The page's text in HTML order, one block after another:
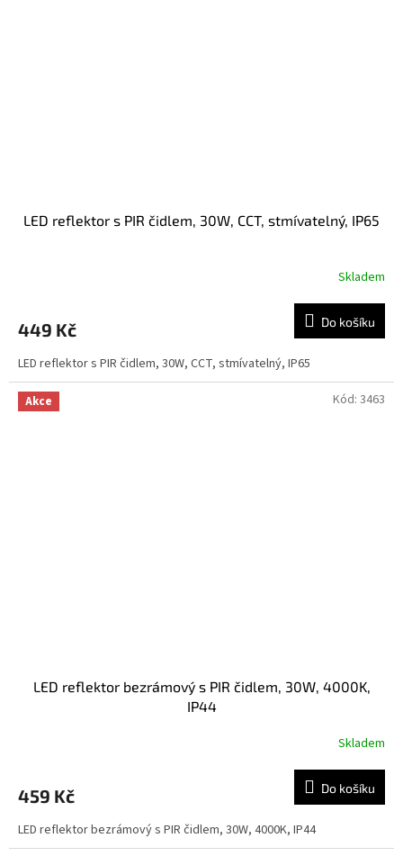
LED reflektor s PIR čidlem, 30W, CCT, stmívatelný, IP65
Skladem
449 Kč Do košíku
LED reflektor s PIR čidlem, 30W, CCT, stmívatelný, IP65
Akce
LED reflektor bezrámový s PIR čidlem, 30W, 4000K,
IP44
Skladem
459 Kč Do košíku
LED reflektor bezrámový s PIR čidlem, 30W, 4000K, IP44
Kód: 3463